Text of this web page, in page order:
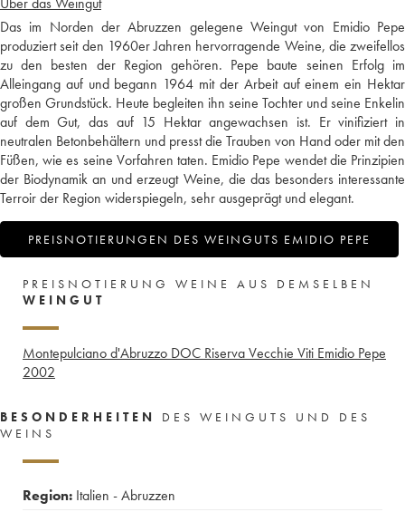
Das im Norden der Abruzzen gelegene Weingut von Emidio Pepe
produziert seit den 1960er Jahren hervorragende Weine, die zweifellos
zu den besten der Region gehören. Pepe baute seinen Erfolg im
Alleingang auf und begann 1964 mit der Arbeit auf einem ein Hektar
großen Grundstück. Heute begleiten ihn seine Tochter und seine Enkelin
auf dem Gut, das auf 15 Hektar angewachsen ist. Er vinifiziert in
neutralen Betonbehältern und presst die Trauben von Hand oder mit den
Füßen, wie es seine Vorfahren taten. Emidio Pepe wendet die Prinzipien
der Biodynamik an und erzeugt Weine, die das besonders interessante
Terroir der Region widerspiegeln, sehr ausgeprägt und elegant.
PREISNOTIERUNGEN DES WEINGUTS EMIDIO PEPE
PREISNOTIERUNG WEINE AUS DEMSELBEN
WEINGUT
Montepulciano d'Abruzzo DOC Riserva Vecchie Viti Emidio Pepe
2002
BESONDERHEITEN
DES WEINGUTS UND DES
WEINS
Region: Italien - Abruzzen